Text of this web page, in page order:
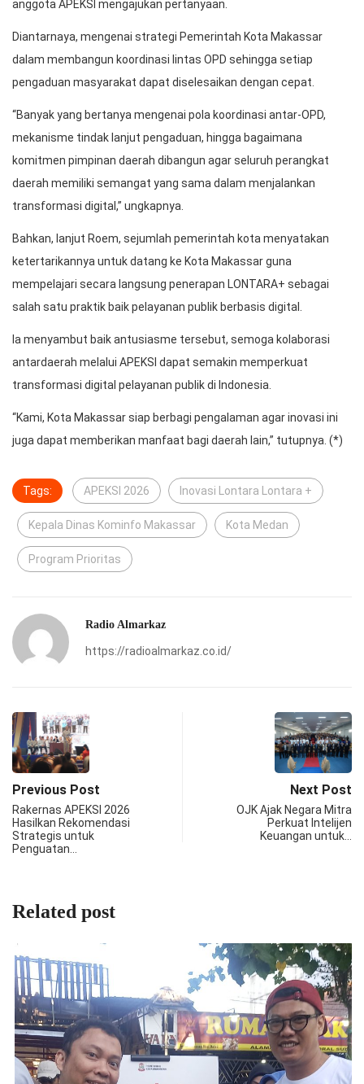
anggota APEKSI mengajukan pertanyaan.
Diantarnaya, mengenai strategi Pemerintah Kota Makassar
dalam membangun koordinasi lintas OPD sehingga setiap
pengaduan masyarakat dapat diselesaikan dengan cepat.
“Banyak yang bertanya mengenai pola koordinasi antar-OPD,
mekanisme tindak lanjut pengaduan, hingga bagaimana
komitmen pimpinan daerah dibangun agar seluruh perangkat
daerah memiliki semangat yang sama dalam menjalankan
transformasi digital,” ungkapnya.
Bahkan, lanjut Roem, sejumlah pemerintah kota menyatakan
ketertarikannya untuk datang ke Kota Makassar guna
mempelajari secara langsung penerapan LONTARA+ sebagai
salah satu praktik baik pelayanan publik berbasis digital.
Ia menyambut baik antusiasme tersebut, semoga kolaborasi
antardaerah melalui APEKSI dapat semakin memperkuat
transformasi digital pelayanan publik di Indonesia.
“Kami, Kota Makassar siap berbagi pengalaman agar inovasi ini
juga dapat memberikan manfaat bagi daerah lain,” tutupnya. (*)
Tags: APEKSI 2026 Inovasi Lontara Lontara +
Kepala Dinas Kominfo Makassar Kota Medan
Program Prioritas
Radio Almarkaz
https://radioalmarkaz.co.id/
Previous Post
Rakernas APEKSI 2026
Hasilkan Rekomendasi
Strategis untuk
Penguatan…
Next Post
OJK Ajak Negara Mitra
Perkuat Intelijen
Keuangan untuk…
Related post